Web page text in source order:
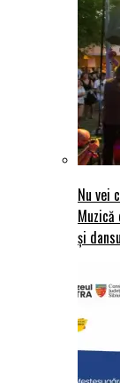
Nu vei
și